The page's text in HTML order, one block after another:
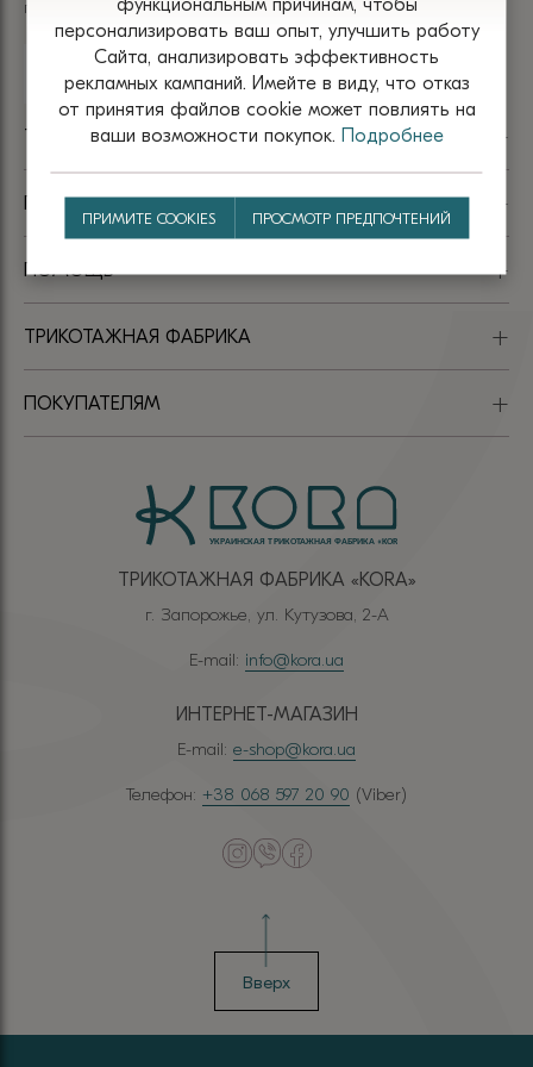
товара.
товара.
ТРИКОТАЖНАЯ ФАБРИКА «КОRА»
г. Запорожье, ул. Кутузова, 2-А
E-mail: info@kora.ua
ИНТЕРНЕТ-МАГАЗИН
E-mail: e-shop@kora.ua
Телефон: +38 068 597 20 90 (Viber)
TM KORA
ПАРТНЁРАМ
ПОМОЩЬ
ТРИКОТАЖНАЯ ФАБРИКА
ПОКУПАТЕЛЯМ
поступлениях? Подпишитесь на нашу рассылку
Вверх
персонализировать ваш опыт, улучшить работу
Сайта, анализировать эффективность
рекламных кампаний. Имейте в виду, что отказ
от принятия файлов сооkіе может повлиять на
ваши возможности покупок. Подробнее
ПРИМИТЕ COOKIES ПРОСМОТР ПРЕДПОЧТЕНИЙ